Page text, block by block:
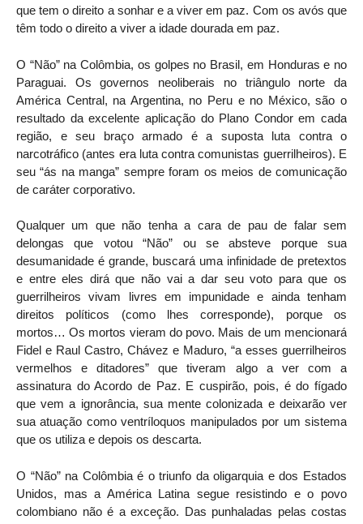
que tem o direito a sonhar e a viver em paz. Com os avós que
têm todo o direito a viver a idade dourada em paz.
O “Não” na Colômbia, os golpes no Brasil, em Honduras e no
Paraguai. Os governos neoliberais no triângulo norte da
América Central, na Argentina, no Peru e no México, são o
resultado da excelente aplicação do Plano Condor em cada
região, e seu braço armado é a suposta luta contra o
narcotráfico (antes era luta contra comunistas guerrilheiros). E
seu “ás na manga” sempre foram os meios de comunicação
de caráter corporativo.
Qualquer um que não tenha a cara de pau de falar sem
delongas que votou “Não” ou se absteve porque sua
desumanidade é grande, buscará uma infinidade de pretextos
e entre eles dirá que não vai a dar seu voto para que os
guerrilheiros vivam livres em impunidade e ainda tenham
direitos políticos (como lhes corresponde), porque os
mortos… Os mortos vieram do povo. Mais de um mencionará
Fidel e Raul Castro, Chávez e Maduro, “a esses guerrilheiros
vermelhos e ditadores” que tiveram algo a ver com a
assinatura do Acordo de Paz. E cuspirão, pois, é do fígado
que vem a ignorância, sua mente colonizada e deixarão ver
sua atuação como ventríloquos manipulados por um sistema
que os utiliza e depois os descarta.
O “Não” na Colômbia é o triunfo da oligarquia e dos Estados
Unidos, mas a América Latina segue resistindo e o povo
colombiano não é a exceção. Das punhaladas pelas costas